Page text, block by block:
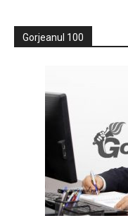
Gorjeanul 100